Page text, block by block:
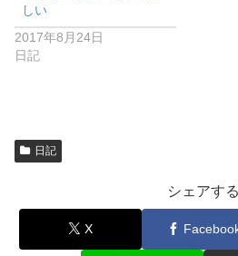
しい
2017年8月24日
日記
日記
シェアする
X